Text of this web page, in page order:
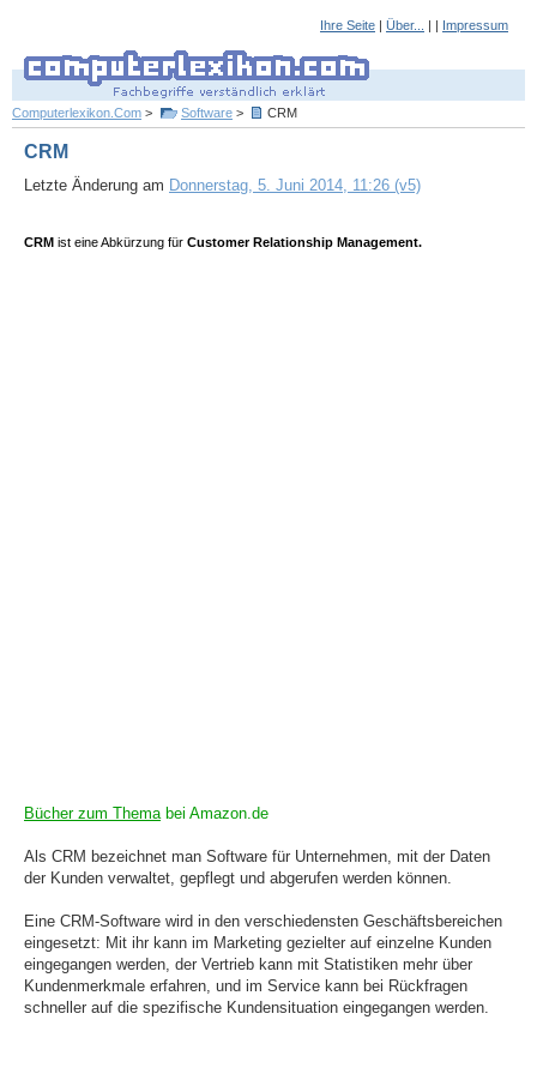
Ihre Seite | Über... | | Impressum
Computerlexikon.Com > Software > CRM
CRM
Letzte Änderung am Donnerstag, 5. Juni 2014, 11:26 (v5)
CRM ist eine Abkürzung für Customer Relationship Management.
Bücher zum Themabei Amazon.de
Als CRM bezeichnet man Software für Unternehmen, mit der Daten
der Kunden verwaltet, gepflegt und abgerufen werden können.
Eine CRM-Software wird in den verschiedensten Geschäftsbereichen
eingesetzt: Mit ihr kann im Marketing gezielter auf einzelne Kunden
eingegangen werden, der Vertrieb kann mit Statistiken mehr über
Kundenmerkmale erfahren, und im Service kann bei Rückfragen
schneller auf die spezifische Kundensituation eingegangen werden.